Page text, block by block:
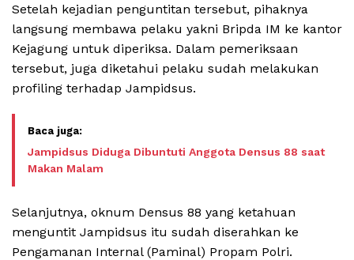
Setelah kejadian penguntitan tersebut, pihaknya
langsung membawa pelaku yakni Bripda IM ke kantor
Kejagung untuk diperiksa. Dalam pemeriksaan
tersebut, juga diketahui pelaku sudah melakukan
profiling terhadap Jampidsus.
Jampidsus Diduga Dibuntuti Anggota Densus 88 saat
Makan Malam
Selanjutnya, oknum Densus 88 yang ketahuan
menguntit Jampidsus itu sudah diserahkan ke
Pengamanan Internal (Paminal) Propam Polri.